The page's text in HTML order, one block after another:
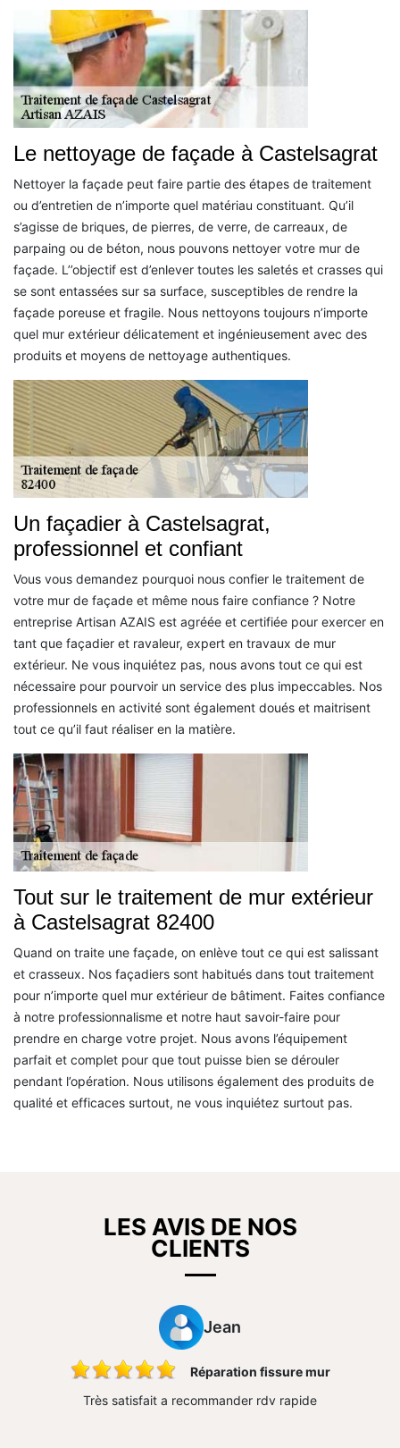
Le nettoyage de façade à Castelsagrat
Nettoyer la façade peut faire partie des étapes de traitement
ou d’entretien de n’importe quel matériau constituant. Qu’il
s’agisse de briques, de pierres, de verre, de carreaux, de
parpaing ou de béton, nous pouvons nettoyer votre mur de
façade. L’’objectif est d’enlever toutes les saletés et crasses qui
se sont entassées sur sa surface, susceptibles de rendre la
façade poreuse et fragile. Nous nettoyons toujours n’importe
quel mur extérieur délicatement et ingénieusement avec des
produits et moyens de nettoyage authentiques.
Un façadier à Castelsagrat,
professionnel et confiant
Vous vous demandez pourquoi nous confier le traitement de
votre mur de façade et même nous faire confiance ? Notre
entreprise Artisan AZAIS est agréée et certifiée pour exercer en
tant que façadier et ravaleur, expert en travaux de mur
extérieur. Ne vous inquiétez pas, nous avons tout ce qui est
nécessaire pour pourvoir un service des plus impeccables. Nos
professionnels en activité sont également doués et maitrisent
tout ce qu’il faut réaliser en la matière.
Tout sur le traitement de mur extérieur
à Castelsagrat 82400
Quand on traite une façade, on enlève tout ce qui est salissant
et crasseux. Nos façadiers sont habitués dans tout traitement
pour n’importe quel mur extérieur de bâtiment. Faites confiance
à notre professionnalisme et notre haut savoir-faire pour
prendre en charge votre projet. Nous avons l’équipement
parfait et complet pour que tout puisse bien se dérouler
pendant l’opération. Nous utilisons également des produits de
qualité et efficaces surtout, ne vous inquiétez surtout pas.
LES AVIS DE NOS
CLIENTS
Jean
Réparation fissure mur
Très satisfait a recommander rdv rapide